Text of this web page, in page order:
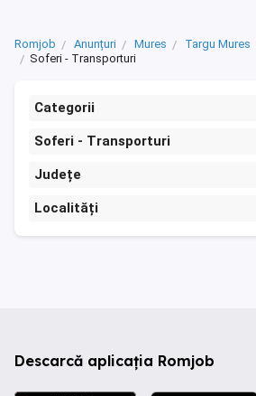
Romjob Anunțuri Mures Targu Mures
Soferi - Transporturi
Categorii
Soferi - Transporturi
Județe
Localități
Descarcă aplicația Romjob